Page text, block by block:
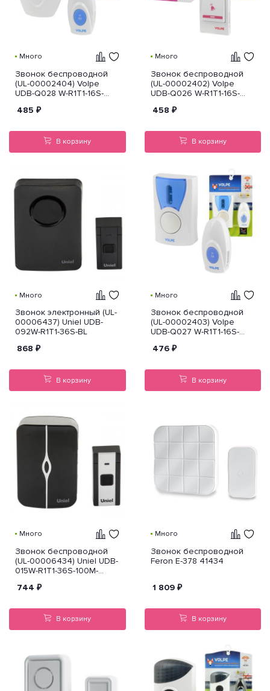
Много
Звонок беспроводной
(UL-00002404) Volpe
UDB-Q028 W-R1T1-16S-
485 ₽
В корзину
Много
Звонок беспроводной
(UL-00002402) Volpe
UDB-Q026 W-R1T1-16S-
458 ₽
В корзину
Много
Звонок электронный (UL-
00006437) Uniel UDB-
092W-R1T1-36S-BL
868 ₽
В корзину
Много
Звонок беспроводной
(UL-00002403) Volpe
UDB-Q027 W-R1T1-16S-
476₽
В корзину
Много
Звонок беспроводной
(UL-00006434) Uniel UDB-
015W-R1T1-36S-100M-
744 ₽
В корзину
Много
Звонок беспроводной
Feron E-378 41434
1 809₽
В корзину